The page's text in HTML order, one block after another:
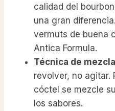
calidad del
una gran
vermuts de buena
Antica Formula.
Técnica de
revolver, no agitar.
cóctel se mezcle
los sabores.